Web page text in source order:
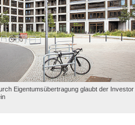
Eigentumsübertragung glaubt der Investor